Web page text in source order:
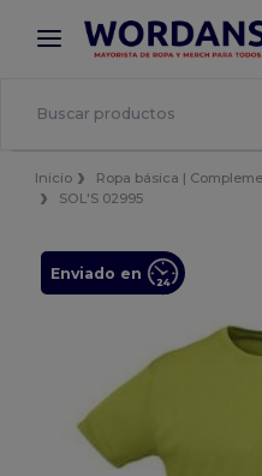
× App de Wordans
¡Mejores precios en app!
Inicio Ropa básica |
SOL'S 02995
Enviado en